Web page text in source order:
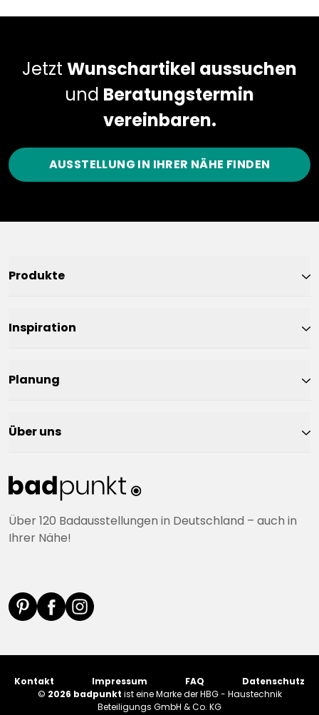
Jetzt Wunschartikel aussuchen
und Beratungstermin
vereinbaren.
AUSSTELLUNG IN IHRER NÄHE FINDEN
Über 120 Badausstellungen in Deutschland – auch in
Ihrer Nähe!
Produkte
Inspiration
Planung
Über uns
© 2026 badpunkt ist eine Marke der HBG - Haustechnik
Beteiligungs GmbH & Co. KG
Kontakt Impressum FAQ Datenschutz